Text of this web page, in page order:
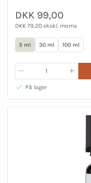
DKK 99,00
DKK 79,20 ekskl. moms
5 ml 30 ml 100 ml
På lager